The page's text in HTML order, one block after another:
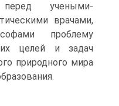
учеными-
врачами,
проблему
целей и задач
природного мира